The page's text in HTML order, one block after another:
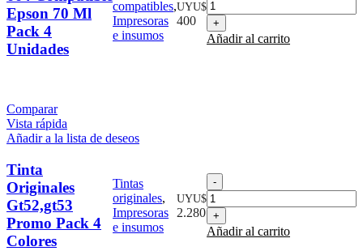
Epson 70 Ml
Pack 4
Unidades
compatibles,
Impresoras
e insumos
UYU$
400
664
Compatible
Epson
Añadir al carrito
Comparar
Vista rápida
Añadir a la lista de deseos
Tinta
Originales
Gt52,gt53
Promo Pack 4
Colores
Tintas
originales,
Impresoras
e insumos
UYU$
2.280
Tinta
Originales
Gt52,gt53
Promo
Pack
Añadir al carrito